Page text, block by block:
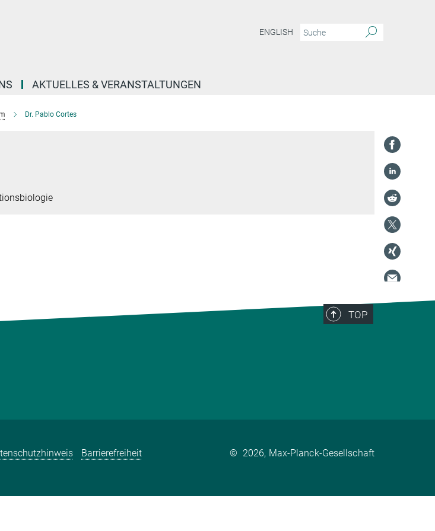
ENGLISH
AKTUELLES & VERANSTALTUNGEN
Dr. Pablo Cortes
TOP
Barrierefreiheit © 2026, Max-Planck-Gesellschaft